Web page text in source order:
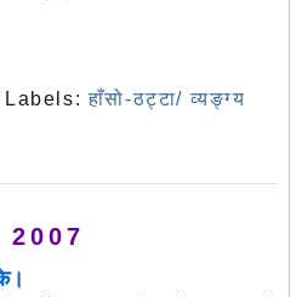
Labels:हाँसो-ठट्टा/ व्यङ्ग्य